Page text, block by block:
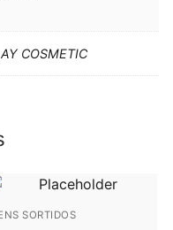
COSMETIC
SORTIDOS